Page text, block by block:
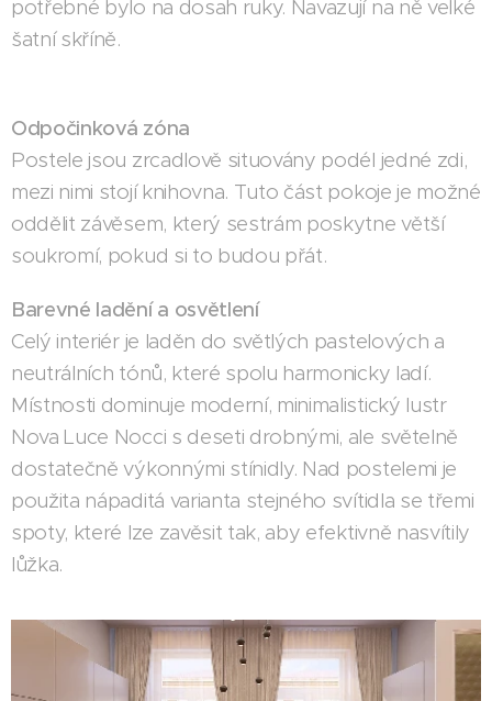
potřebné bylo na dosah ruky. Navazují na ně velké
šatní skříně.
Odpočinková zóna
Postele jsou zrcadlově situovány podél jedné zdi,
mezi nimi stojí knihovna. Tuto část pokoje je možné
oddělit závěsem, který sestrám poskytne větší
soukromí, pokud si to budou přát.
Barevné ladění a osvětlení
Celý interiér je laděn do světlých pastelových a
neutrálních tónů, které spolu harmonicky ladí.
Místnosti dominuje moderní, minimalistický lustr
Nova Luce Nocci s deseti drobnými, ale světelně
dostatečně výkonnými stínidly. Nad postelemi je
použita nápaditá varianta stejného svítidla se třemi
spoty, které lze zavěsit tak, aby efektivně nasvítily
lůžka.